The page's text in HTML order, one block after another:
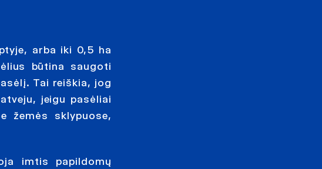
arba iki 0,5 ha
būtina saugoti
Tai reiškia, jog
jeigu pasėliai
žemės sklypuose,
imtis papildomų